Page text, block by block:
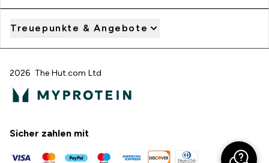
Treuepunkte & Angebote
2026 The Hut.com Ltd
Sicher zahlen mit